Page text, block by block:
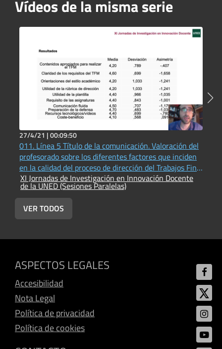
Vídeos de la misma serie
27/4/21 |00:09:50
011. Línea 5 Título de la comunicación. Valoración del
profesorado sobre los diferentes factores que inciden
en la calidad del proceso de dirección del Trabajos Fin
de Máster en Educación
XI Jornadas de Investigación en Innovación Docente
de la UNED (Sesiones Paralelas)
VER TODOS
ASPECTOS LEGALES
Accesibilidad
Nota Legal
Política de privacidad
Política de cookies